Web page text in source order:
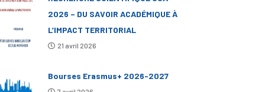
2026 – DU SAVOIR ACADÉMIQUE À
L’IMPACT TERRITORIAL
21 avril 2026
Bourses Erasmus+ 2026-2027